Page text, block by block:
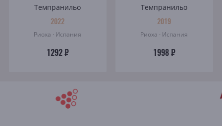
Темпранильо
2022
Риоха · Испания
1292 ₽
Темпранильо
2019
Риоха · Испания
1998 ₽